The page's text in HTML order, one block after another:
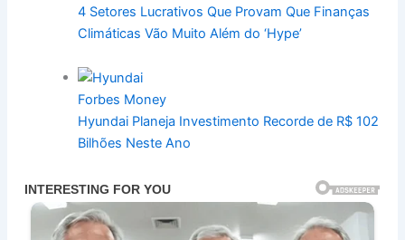
4 Setores Lucrativos Que Provam Que Finanças
Climáticas Vão Muito Além do ‘Hype’
Forbes Money
Hyundai Planeja Investimento Recorde de R$ 102
Bilhões Neste Ano